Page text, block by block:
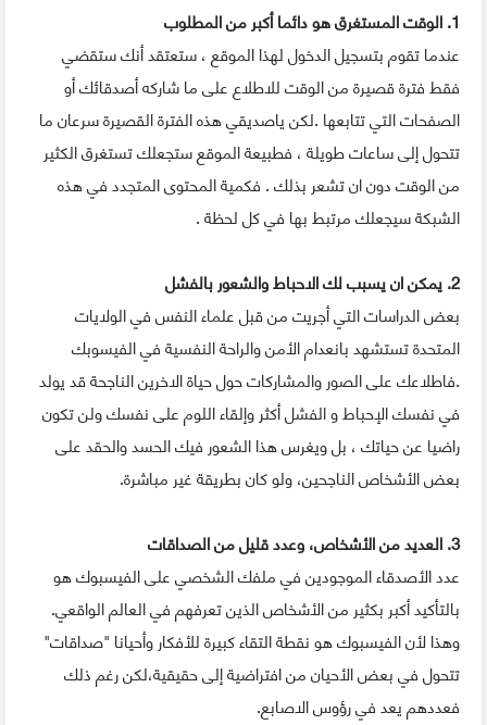
1. الوقت المستغرق هو دائما أكبر من المطلوب
عندما تقوم بتسجيل الدخول لهذا الموقع ، ستعتقد أنك ستقضي
فقط فترة قصيرة من الوقت للاطلاع على ما شاركه أصدقائك أو
الصفحات التي تتابعها .لكن ياصديقي هذه الفترة القصيرة سرعان ما
تتحول إلى ساعات طويلة ، فطبيعة الموقع ستجعلك تستغرق الكثير
من الوقت دون ان تشعر بذلك . فكمية المحتوى المتجدد في هذه
الشبكة سيجعلك مرتبط بها في كل لحظة .
2. يمكن ان يسبب لك الاحباط والشعور بالفشل
بعض الدراسات التي أجريت من قبل علماء النفس في الولايات
المتحدة تستشهد بانعدام الأمن والراحة النفسية في الفيسوبك
.فاطلاعك على الصور والمشاركات حول حياة الاخرين الناجحة قد يولد
في نفسك الإحباط و الفشل أكثر وإلقاء اللوم على نفسك ولن تكون
راضيا عن حياتك ، بل ويغرس هذا الشعور فيك الحسد والحقد على
بعض الأشخاص الناجحين، ولو كان بطريقة غير مباشرة.
3. العديد من الأشخاص، وعدد قليل من الصداقات
عدد الأصدقاء الموجودين في ملفك الشخصي على الفيسبوك هو
بالتأكيد أكبر بكثير من الأشخاص الذين تعرفهم في العالم الواقعي.
وهذا لأن الفيسبوك هو نقطة التقاء كبيرة للأفكار وأحيانا "صداقات"
تتحول في بعض الأحيان من افتراضية إلى حقيقية،لكن رغم ذلك
فعددهم يعد في رؤوس الاصابع.